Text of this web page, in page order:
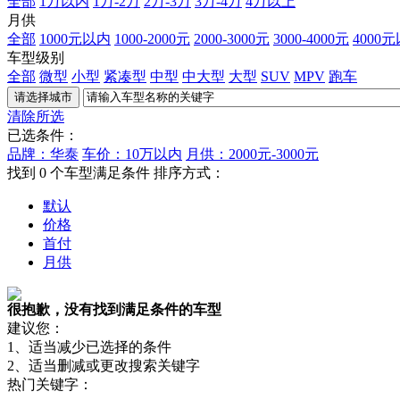
月供
全部 1000元以内 1000-2000元 2000-3000元 3000-4000元 4000元
车型级别
全部 微型 小型 紧凑型 中型 中大型 大型 SUV MPV 跑车
清除所选
已选条件：
品牌：华泰 车价：10万以内 月供：2000元-3000元
找到 0 个车型满足条件 排序方式：
默认
价格
首付
月供
很抱歉，没有找到满足条件的车型
建议您：
1、适当减少已选择的条件
2、适当删减或更改搜索关键字
热门关键字：